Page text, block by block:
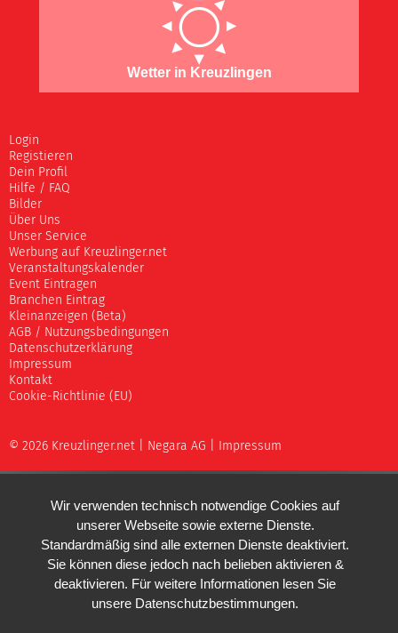
Wetter in Kreuzlingen
Login
Registieren
Dein Profil
Hilfe / FAQ
Bilder
Über Uns
Unser Service
Werbung auf Kreuzlinger.net
Veranstaltungskalender
Event Eintragen
Branchen Eintrag
Kleinanzeigen (Beta)
AGB / Nutzungsbedingungen
Datenschutzerklärung
Impressum
Kontakt
Cookie-Richtlinie (EU)
© 2026 Kreuzlinger.net | Negara AG Impressum
Wir verwenden technisch notwendige Cookies auf
unserer Webseite sowie externe Dienste.
Standardmäßig sind alle externen Dienste deaktiviert.
Sie können diese jedoch nach belieben aktivieren &
deaktivieren. Für weitere Informationen lesen Sie
unsere Datenschutzbestimmungen.